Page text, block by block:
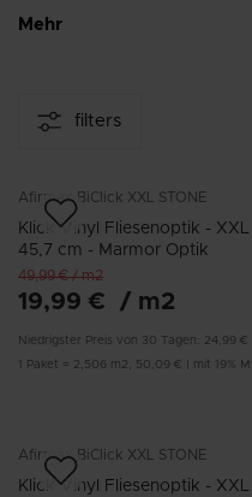
Look
Material und der
für stark frequentierte
Mehr
filters
Afirmax BiClick XXL STONE
Klick Vinyl Fliesenoptik -
45,7 cm - Marmor Optik
49,99 €/m2
19,99 € / m2
Niedrigster Preis von 30 Tagen: 24,99 €
Paket = 2,506 m2 50,09 € mit 19%
Afirmax BiClick XXL STONE
Klick Vinyl Fliesenoptik -